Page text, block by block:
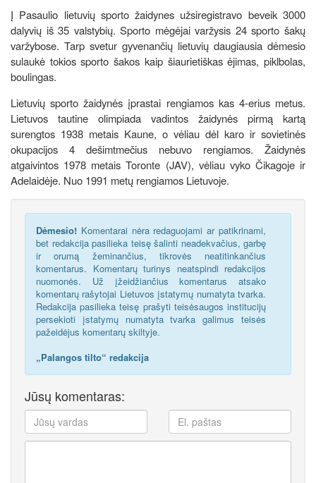
Į Pasaulio lietuvių sporto žaidynes užsiregistravo beveik 3000
dalyvių iš 35 valstybių. Sporto mėgėjai varžysis 24 sporto šakų
varžybose. Tarp svetur gyvenančių lietuvių daugiausia dėmesio
sulaukė tokios sporto šakos kaip šiaurietiškas ėjimas, piklbolas,
boulingas.
Lietuvių sporto žaidynės įprastai rengiamos kas 4-erius metus.
Lietuvos tautine olimpiada vadintos žaidynės pirmą kartą
surengtos 1938 metais Kaune, o vėliau dėl karo ir sovietinės
okupacijos 4 dešimtmečius nebuvo rengiamos. Žaidynės
atgaivintos 1978 metais Toronte (JAV), vėliau vyko Čikagoje ir
Adelaidėje. Nuo 1991 metų rengiamos Lietuvoje.
Dėmesio! Komentarai nėra redaguojami ar patikrinami,
bet redakcija pasilieka teisę šalinti neadekvačius, garbę
ir orumą žeminančius, tikrovės neatitinkančius
komentarus. Komentarų turinys neatspindi redakcijos
nuomonės. Už įžeidžiančius komentarus atsako
komentarų rašytojai Lietuvos įstatymų numatyta tvarka.
Redakcija pasilieka teisę prašyti teisėsaugos institucijų
persekioti įstatymų numatyta tvarka galimus teisės
pažeidėjus komentarų skiltyje.
„Palangos tilto“ redakcija
Jūsų komentaras: